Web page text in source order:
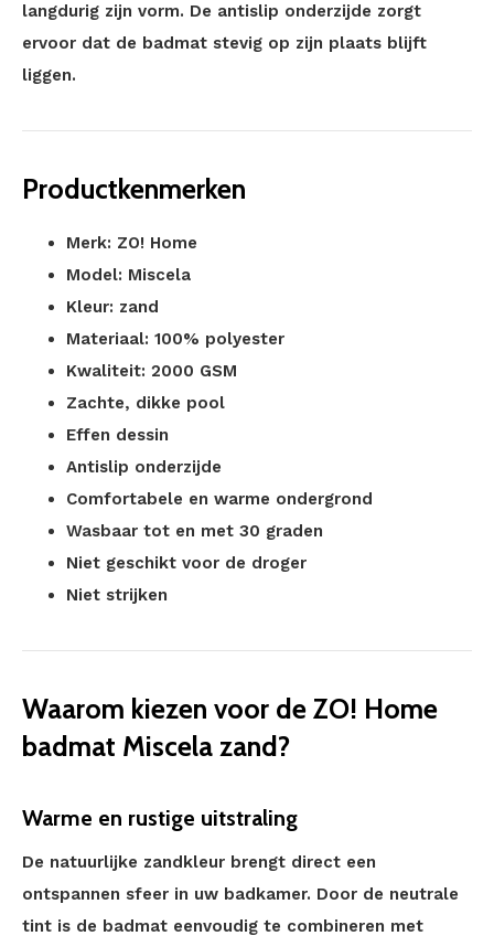
langdurig zijn vorm. De antislip onderzijde zorgt
ervoor dat de badmat stevig op zijn plaats blijft
liggen.
Productkenmerken
Merk: ZO! Home
Model: Miscela
Kleur: zand
Materiaal: 100% polyester
Kwaliteit: 2000 GSM
Zachte, dikke pool
Effen dessin
Antislip onderzijde
Comfortabele en warme ondergrond
Wasbaar tot en met 30 graden
Niet geschikt voor de droger
Niet strijken
Waarom kiezen voor de ZO! Home
badmat Miscela zand?
Warme en rustige uitstraling
De natuurlijke zandkleur brengt direct een
ontspannen sfeer in uw badkamer. Door de neutrale
tint is de badmat eenvoudig te combineren met